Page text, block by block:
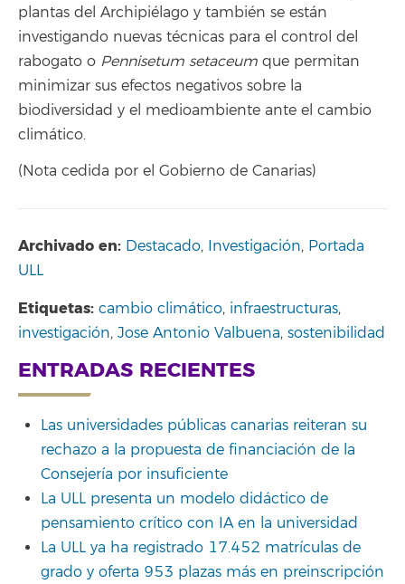
plantas del Archipiélago y también se están
investigando nuevas técnicas para el control del
rabogato o Pennisetum setaceum que permitan
minimizar sus efectos negativos sobre la
biodiversidad y el medioambiente ante el cambio
climático.
(Nota cedida por el Gobierno de Canarias)
Archivado en: Destacado, Investigación, Portada
ULL
Etiquetas: cambio climático, infraestructuras,
investigación, Jose Antonio Valbuena, sostenibilidad
ENTRADAS RECIENTES
Las universidades públicas canarias reiteran su
rechazo a la propuesta de financiación de la
Consejería por insuficiente
La ULL presenta un modelo didáctico de
pensamiento crítico con IA en la universidad
La ULL ya ha registrado 17.452 matrículas de
grado y oferta 953 plazas más en preinscripción